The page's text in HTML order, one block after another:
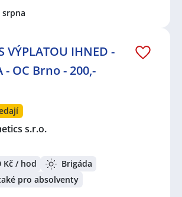
srpna
VÝPLATOU IHNED -
- OC Brno - 200,-
s.r.o.
Kč / hod
Brigáda
pro absolventy